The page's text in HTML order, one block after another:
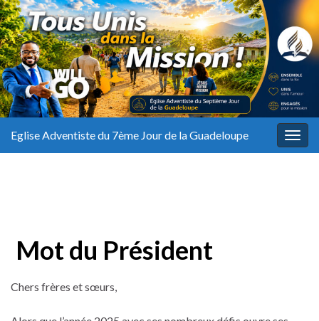
Eglise Adventiste du 7ème Jour de la Guadeloupe
Mot du Président
Chers frères et sœurs,